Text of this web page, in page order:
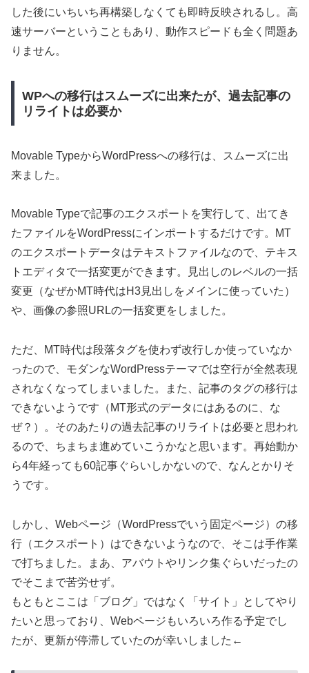
した後にいちいち再構築しなくても即時反映されるし。高
速サーバーということもあり、動作スピードも全く問題あ
りません。
WPへの移行はスムーズに出来たが、過去記事の
リライトは必要か
Movable TypeからWordPressへの移行は、スムーズに出
来ました。
Movable Typeで記事のエクスポートを実行して、出てき
たファイルをWordPressにインポートするだけです。MT
のエクスポートデータはテキストファイルなので、テキス
トエディタで一括変更ができます。見出しのレベルの一括
変更（なぜかMT時代はH3見出しをメインに使っていた）
や、画像の参照URLの一括変更をしました。
ただ、MT時代は段落タグを使わず改行しか使っていなか
ったので、モダンなWordPressテーマでは空行が全然表現
されなくなってしまいました。また、記事のタグの移行は
できないようです（MT形式のデータにはあるのに、な
ぜ？）。そのあたりの過去記事のリライトは必要と思われ
るので、ちまちま進めていこうかなと思います。再始動か
ら4年経っても60記事ぐらいしかないので、なんとかりそ
うです。
しかし、Webページ（WordPressでいう固定ページ）の移
行（エクスポート）はできないようなので、そこは手作業
で打ちました。まあ、アバウトやリンク集ぐらいだったの
でそこまで苦労せず。
もともとここは「ブログ」ではなく「サイト」としてやり
たいと思っており、Webページもいろいろ作る予定でし
たが、更新が停滞していたのが幸いしました←